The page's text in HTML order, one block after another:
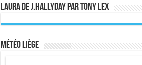
Laura de J.Hallyday par Tony Lex
Météo Liège